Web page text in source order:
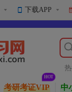
下载APP
热
考研考证VIP 中